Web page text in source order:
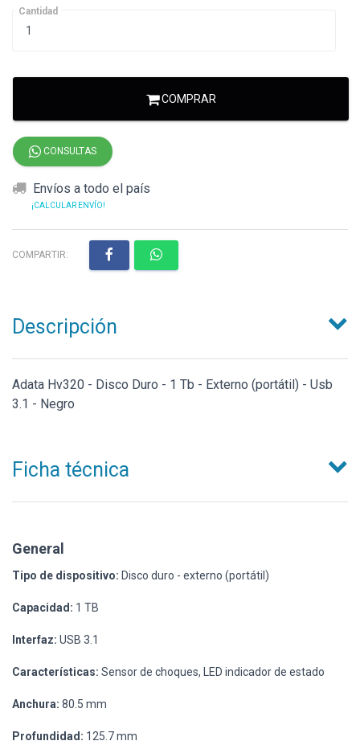
Cantidad
COMPRAR
CONSULTAS
Envíos a todo el país
¡CALCULAR ENVÍO!
COMPARTIR:
Descripción
Adata Hv320 - Disco Duro - 1 Tb - Externo (portátil) - Usb
3.1 - Negro
Ficha técnica
General
Tipo de dispositivo: Disco duro - externo (portátil)
Capacidad: 1 TB
Interfaz: USB 3.1
Características: Sensor de choques, LED indicador de estado
Anchura: 80.5 mm
Profundidad: 125.7 mm